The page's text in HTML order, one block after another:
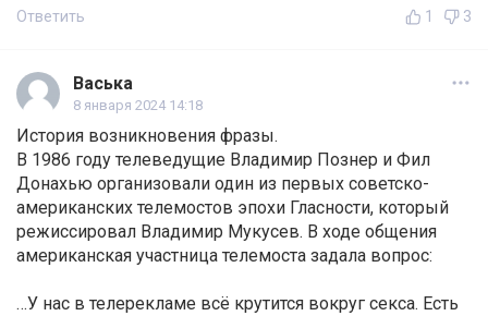
Ответить 1 3
Васька
8 января 2024 14:18
История возникновения фразы.
В 1986 году телеведущие Владимир Познер и Фил
Донахью организовали один из первых советско-
американских телемостов эпохи Гласности, который
режиссировал Владимир Мукусев. В ходе общения
американская участница телемоста задала вопрос:
…У нас в телерекламе всё крутится вокруг секса. Есть